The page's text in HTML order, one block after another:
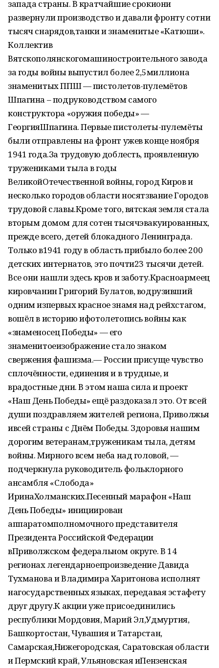
запада страны. В кратчайшие срокиони
развернули производство и давали фронту сотни
тысяч снарядов,танки и знаменитые «Катюши».
Коллектив
Вятскополянскогомашиностроительного завода
за годы войны выпустил более 2,5миллиона
знаменитых ППШ — пистолетов-пулемётов
Шпагина – подруководством самого
конструктора «оружия победы» —
ГеоргияШпагина. Первые пистолеты-пулемёты
были отправлены на фронт ужев конце ноября
1941 года.За трудовую доблесть, проявленную
тружениками тыла в годы
ВеликойОтечественной войны, город Киров и
несколько городов области носятзвание Городов
трудовой славы.Кроме того, вятская земля стала
вторым домом для сотен тысячэвакуированных,
прежде всего, детей блокадного Ленинграда.
Только в1941 году в область прибыло более 200
детских интернатов, это почти23 тысячи детей.
Все они нашли здесь кров и заботу.Красноармеец
кировчанин Григорий Булатов, водрузивший
одним изпервых красное знамя над рейхстагом,
вошёл в историю ифотолетопись войны как
«знаменосец Победы» — его
знаменитоеизображение стало знаком
свержения фашизма.— России присуще чувство
сплочённости, единения и в трудные, и
врадостные дни. В этом наша сила и проект
«Наш День Победы» ещё раздоказал это. От всей
души поздравляем жителей региона, Приволжья
ивсей страны с Днём Победы. Здоровья нашим
дорогим ветеранам,труженикам тыла, детям
войны. Мирного всем неба над головой, —
подчеркнула руководитель фольклорного
ансамбля «Слобода»
ИринаХолманских.Песенный марафон «Наш
День Победы» инициирован
аппаратомполномочного представителя
Президента Российской Федерации
вПриволжском федеральном округе. В 14
регионах легендарноепроизведение Давида
Тухманова и Владимира Харитонова исполнят
нагосударственных языках, передавая эстафету
друг другу.К акции уже присоединились
республики Мордовия, Марий Эл,Удмуртия,
Башкортостан, Чувашия и Татарстан,
Самарская,Нижегородская, Саратовская области
и Пермский край, Ульяновская иПензенская